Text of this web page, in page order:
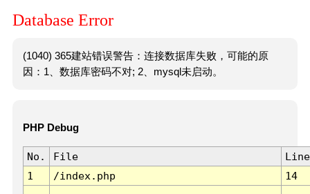
Database Error
(1040) 365建站错误警告：连接数据库失败，可能的原
因：1、数据库密码不对; 2、mysql未启动。
PHP Debug
No. File
Line
1
/index.php 14